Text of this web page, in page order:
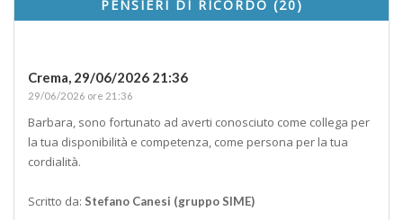
PENSIERI DI RICORDO (20)
Crema, 29/06/2026 21:36
29/06/2026 ore 21:36
Barbara, sono fortunato ad averti conosciuto come collega per
la tua disponibilità e competenza, come persona per la tua
cordialità.
Scritto da: Stefano Canesi (gruppo SIME)